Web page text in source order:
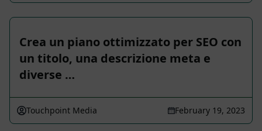
Crea un piano ottimizzato per SEO con
un titolo, una descrizione meta e
diverse …
Touchpoint Media February 19, 2023